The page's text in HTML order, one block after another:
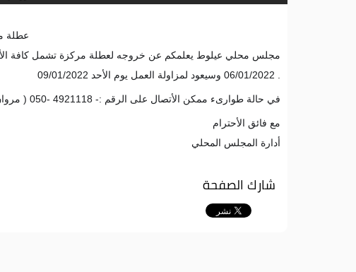
في حالة طوارىء ممكن الأتصال على الرقم :- 4921118 -050 ( مروان ) .
مع فائق الأحترام
أدارة المجلس المحلي
شارك الصفحة